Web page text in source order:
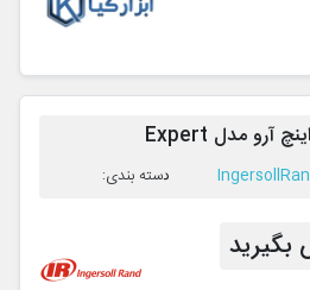
ﺩﺳﺘﻪ ﺑﻨﺪی: